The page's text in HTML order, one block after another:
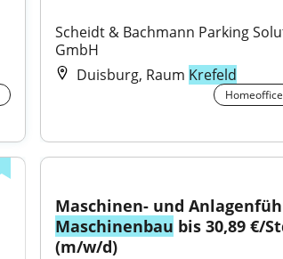
Scheidt & Bachmann Parking
GmbH
Duisburg, Raum Krefeld
Homeoffice
Maschinenbau bis 30,89 €/
(m/w/d)